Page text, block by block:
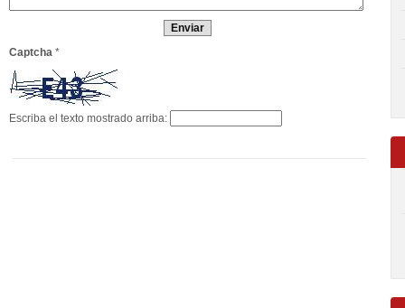
Captcha *
Escriba el texto mostrado arriba: